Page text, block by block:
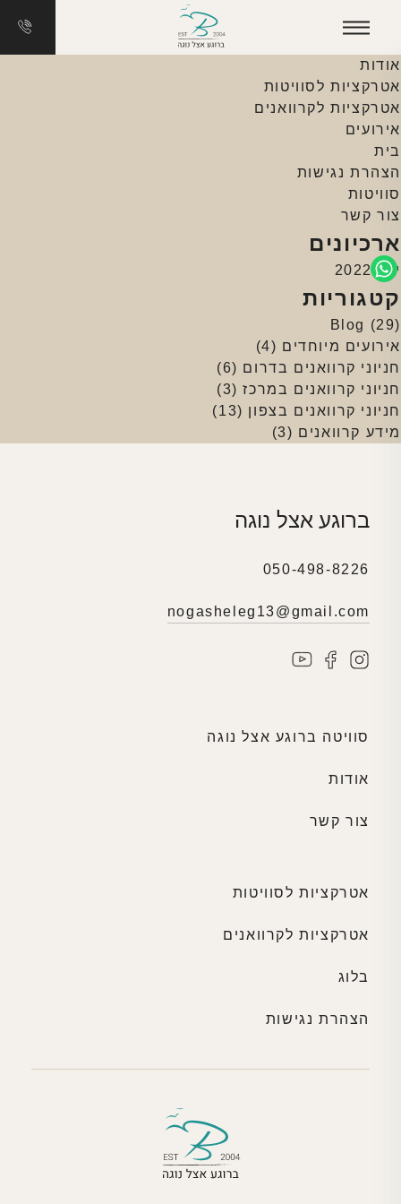
עמודים
אודות
אטרקציות לסוויטות
אטרקציות לקרוואנים
אירועים
בית
הצהרת נגישות
סוויטות
צור קשר
ארכיונים
יולי 2022
קטגוריות
Blog (29)
אירועים מיוחדים (4)
חניוני קרוואנים בדרום (6)
חניוני קרוואנים במרכז(3)
חניוני קרוואנים בצפון (13)
מידע קרוואנים (3)
ברוגע אצל נוגה
050-498-8226
nogasheleg13@gmail.com
סוויטה ברוגע אצל נוגה
אודות
צור קשר
אטרקציות לסוויטות
אטרקציות לקרוואנים
בלוג
הצהרת נגישות